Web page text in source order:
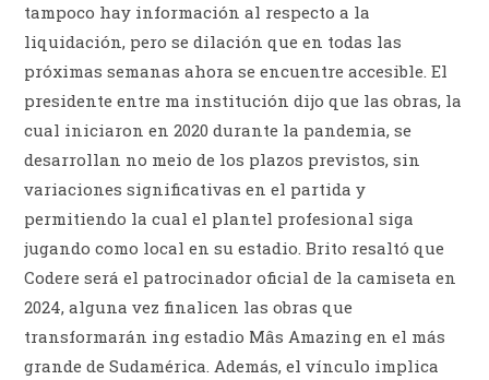
tampoco hay información al respecto a la
liquidación, pero se dilación que en todas las
próximas semanas ahora se encuentre accesible. El
presidente entre ma institución dijo que las obras, la
cual iniciaron en 2020 durante la pandemia, se
desarrollan no meio de los plazos previstos, sin
variaciones significativas en el partida y
permitiendo la cual el plantel profesional siga
jugando como local en su estadio. Brito resaltó que
Codere será el patrocinador oficial de la camiseta en
2024, alguna vez finalicen las obras que
transformarán ing estadio Mâs Amazing en el más
grande de Sudamérica. Además, el vínculo implica